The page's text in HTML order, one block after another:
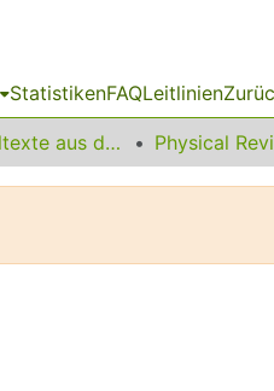
StatistikenFAQLeitlinien
Sonstige Volltexte aus dem Bibliotheksangebot Physical